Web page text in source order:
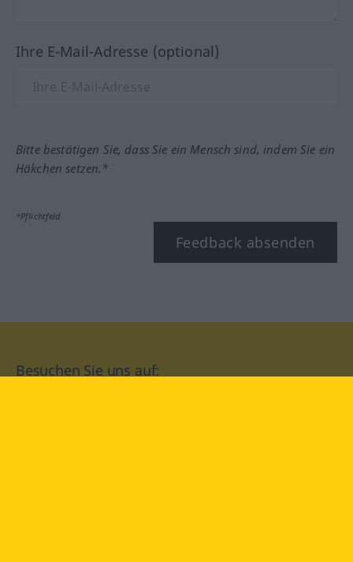
Ihre E-Mail-Adresse (optional)
Bitte bestätigen Sie, dass Sie ein Mensch sind, indem Sie ein
Häkchen setzen.*
*Pflichtfeld
Feedback absenden
Besuchen Sie uns auf: